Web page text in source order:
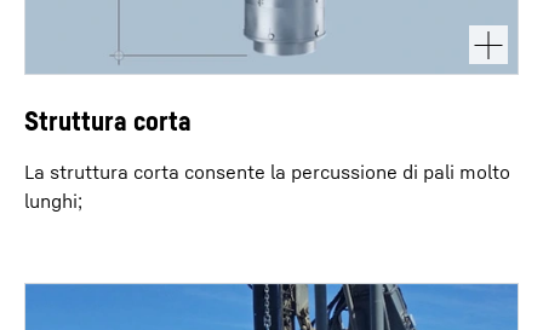
Struttura corta
La struttura corta consente la percussione di pali molto
lunghi;